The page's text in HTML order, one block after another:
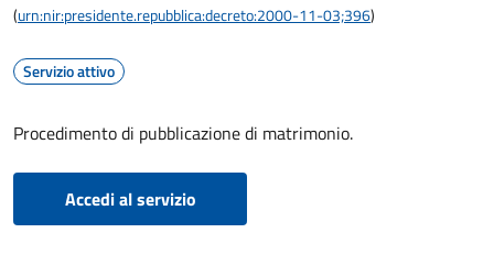
(urn:nir:presidente.repubblica:decreto:2000-11-03;396)
Servizio attivo
Procedimento di pubblicazione di matrimonio.
Accedi al servizio